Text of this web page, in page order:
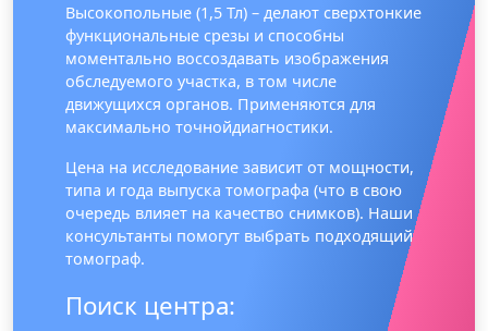
Высокопольные (1,5 Тл) – делают сверхтонкие
функциональные срезы и способны
моментально воссоздавать изображения
обследуемого участка, в том числе
движущихся органов. Применяются для
максимально точнойдиагностики.
Цена на исследование зависит от мощности,
типа и года выпуска томографа (что в свою
очередь влияет на качество снимков). Наши
консультанты помогут выбрать подходящий
томограф.
Поиск центра: